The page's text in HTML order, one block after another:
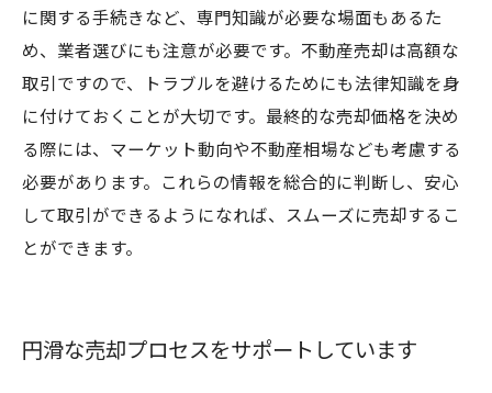
に関する手続きなど、専門知識が必要な場面もあるた
め、業者選びにも注意が必要です。不動産売却は高額な
取引ですので、トラブルを避けるためにも法律知識を身
に付けておくことが大切です。最終的な売却価格を決め
る際には、マーケット動向や不動産相場なども考慮する
必要があります。これらの情報を総合的に判断し、安心
して取引ができるようになれば、スムーズに売却するこ
とができます。
円滑な売却プロセスをサポートしています